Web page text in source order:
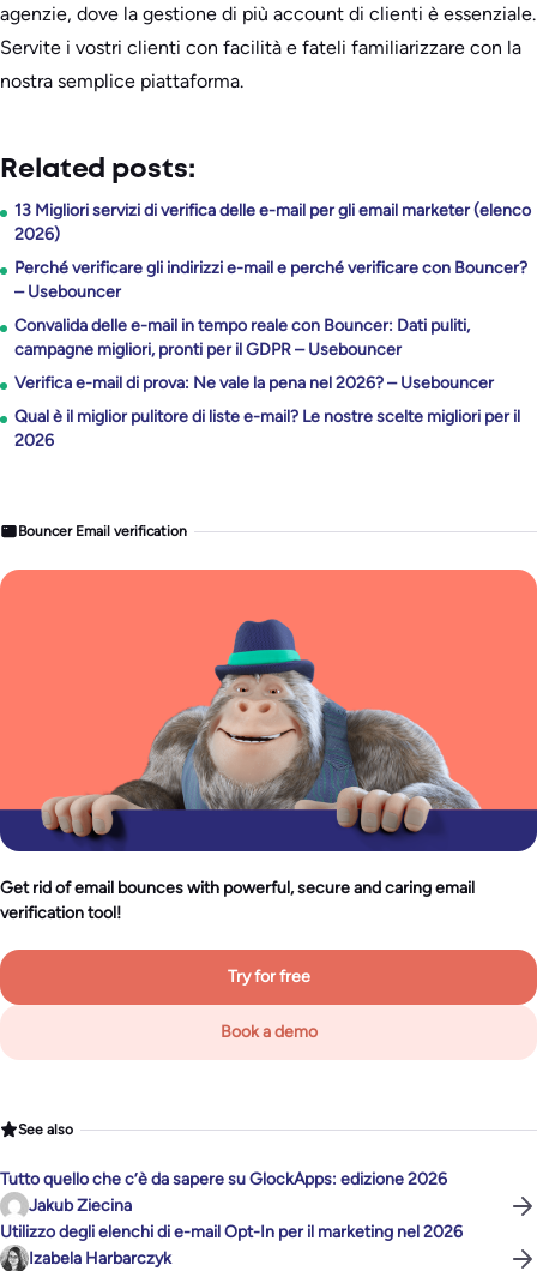
agenzie, dove la gestione di più account di clienti è essenziale.
Servite i vostri clienti con facilità e fateli familiarizzare con la
nostra semplice piattaforma.
Related posts:
13 Migliori servizi di verifica delle e-mail per gli email marketer (elenco
2026)
Perché verificare gli indirizzi e-mail e perché verificare con Bouncer?
– Usebouncer
Convalida delle e-mail in tempo reale con Bouncer: Dati puliti,
campagne migliori, pronti per il GDPR – Usebouncer
Verifica e-mail di prova: Ne vale la pena nel 2026? – Usebouncer
Qual è il miglior pulitore di liste e-mail? Le nostre scelte migliori per il
2026
Bouncer Email verification
Get rid of email bounces with powerful, secure and caring email
verification tool!
Try for free
Book a demo
See also
Tutto quello che c’è da sapere su GlockApps: edizione 2026
Jakub Ziecina
Utilizzo degli elenchi di e-mail Opt-In per il marketing nel 2026
Izabela Harbarczyk